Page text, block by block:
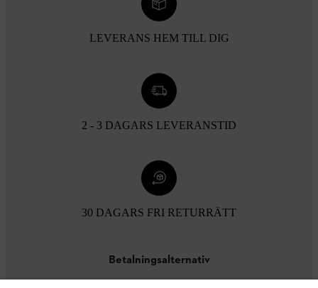
LEVERANS HEM TILL DIG
2 - 3 DAGARS LEVERANSTID
30 DAGARS FRI RETURRÄTT
Betalningsalternativ